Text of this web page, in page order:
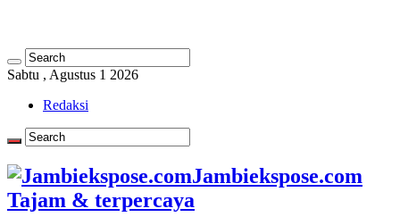
Sabtu , Agustus 1 2026
Redaksi
Jambiekspose.com
Tajam & terpercaya